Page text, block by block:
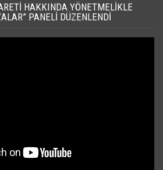
HAKKINDA YÖNETMELIKLE
PANELI DÜZENLENDI